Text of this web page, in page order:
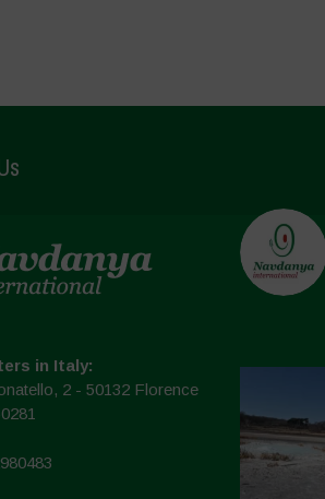
in Italy:
2 - 50132 Florence